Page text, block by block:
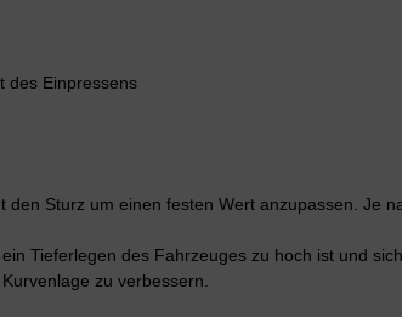
des Einpressens
Sturz um einen festen Wert anzupassen. Je
Tieferlegen des Fahrzeuges zu hoch ist und
zu verbessern.